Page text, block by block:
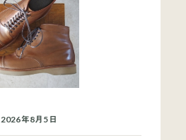
年8月5日